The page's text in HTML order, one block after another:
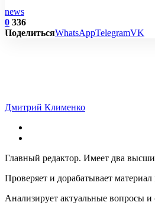
news
0 336
ПоделитьсяWhatsAppTelegramVK
Дмитрий Клименко
Главный редактор. Имеет два
Проверяет и дорабатывает
Анализирует актуальные вопросы